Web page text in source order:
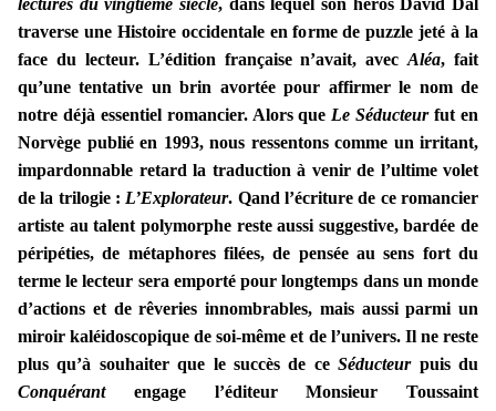
lectures du vingtième siècle, dans lequel son héros David Dal
traverse une Histoire occidentale en forme de puzzle jeté à la
face du lecteur. L’édition française n’avait, avecAléa, fait
qu’une tentative un brin avortée pour affirmer le nom de
notre déjà essentiel romancier. Alors que Le Séducteurfut en
Norvège publié en 1993, nous ressentons comme un irritant,
impardonnable retard la traduction à venir de l’ultime volet
de la trilogie : L’Explorateur. Qand l’écriture de ce romancier
artiste au talent polymorphe reste aussi suggestive, bardée de
péripéties, de métaphores filées, de pensée au sens fort du
terme le lecteur sera emporté pour longtemps dans un monde
d’actions et de rêveries innombrables, mais aussi parmi un
miroir kaléidoscopique de soi-même et de l’univers. Il ne reste
plus qu’à souhaiter que le succès de ceSéducteurpuis du
Conquérant engage l’éditeur Monsieur Toussaint